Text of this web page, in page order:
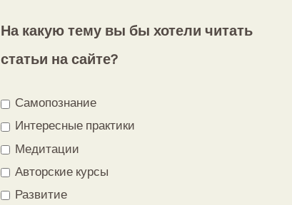
На какую тему вы бы хотели читать
статьи на сайте?
Самопознание
Интересные практики
Медитации
Авторские курсы
Развитие